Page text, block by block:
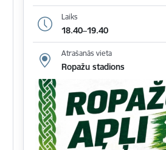
Laiks
18.40–19.40
Atrašanās vieta
Ropažu stadions